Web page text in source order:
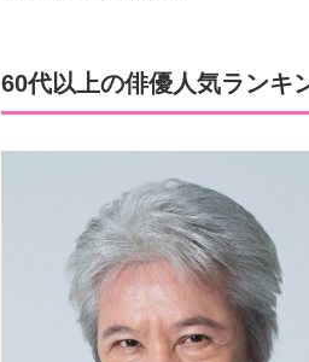
60代以上の俳優人気ランキ